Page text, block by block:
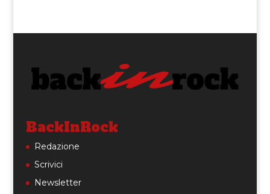
BackInRock
Redazione
Scrivici
Newsletter